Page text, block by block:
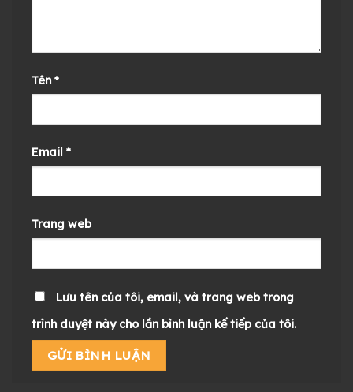
Tên *
Email *
Trang web
Lưu tên của tôi, email, và trang web trong
trình duyệt này cho lần bình luận kế tiếp của tôi.